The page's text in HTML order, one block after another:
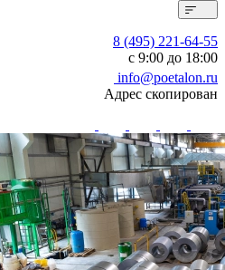
8 (495) 221-64-55
с 9:00 до 18:00
info@poetalon.ru
Адрес скопирован